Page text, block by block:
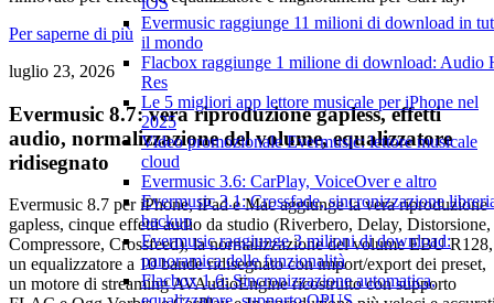
Evermusic raggiunge 11 milioni di download in
il mondo
Flacbox raggiunge 1 milione di download: Audio
Res
Le 5 migliori app lettore musicale per iPhone nel
2025
Video promozionale Evermusic: lettore musicale
cloud
Evermusic 3.6: CarPlay, VoiceOver e altro
Evermusic 3.1: Crossfade, sincronizzazione
backup
Evermusic raggiunge 3 milioni di download:
panoramica delle funzionalità
Flacbox 1.6: Sincronizzazione automatica,
Per saperne di più
luglio 23, 2026
Evermusic 8.7: vera riproduzione gapless, effetti
audio, normalizzazione del volume, equalizzatore
ridisegnato
Evermusic 8.7 per iPhone, iPad e Mac aggiunge la vera riproduzione
gapless, cinque effetti audio da studio (Riverbero, Delay, Distorsione,
Compressore, Crossfeed), la normalizzazione del volume EBU R128,
un equalizzatore a 10 bande ridisegnato con import/export dei preset,
un motore di streaming AVAudioEngine ricostruito con supporto